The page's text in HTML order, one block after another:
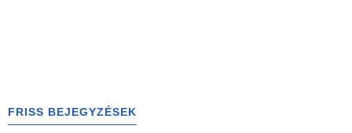
FRISS BEJEGYZÉSEK